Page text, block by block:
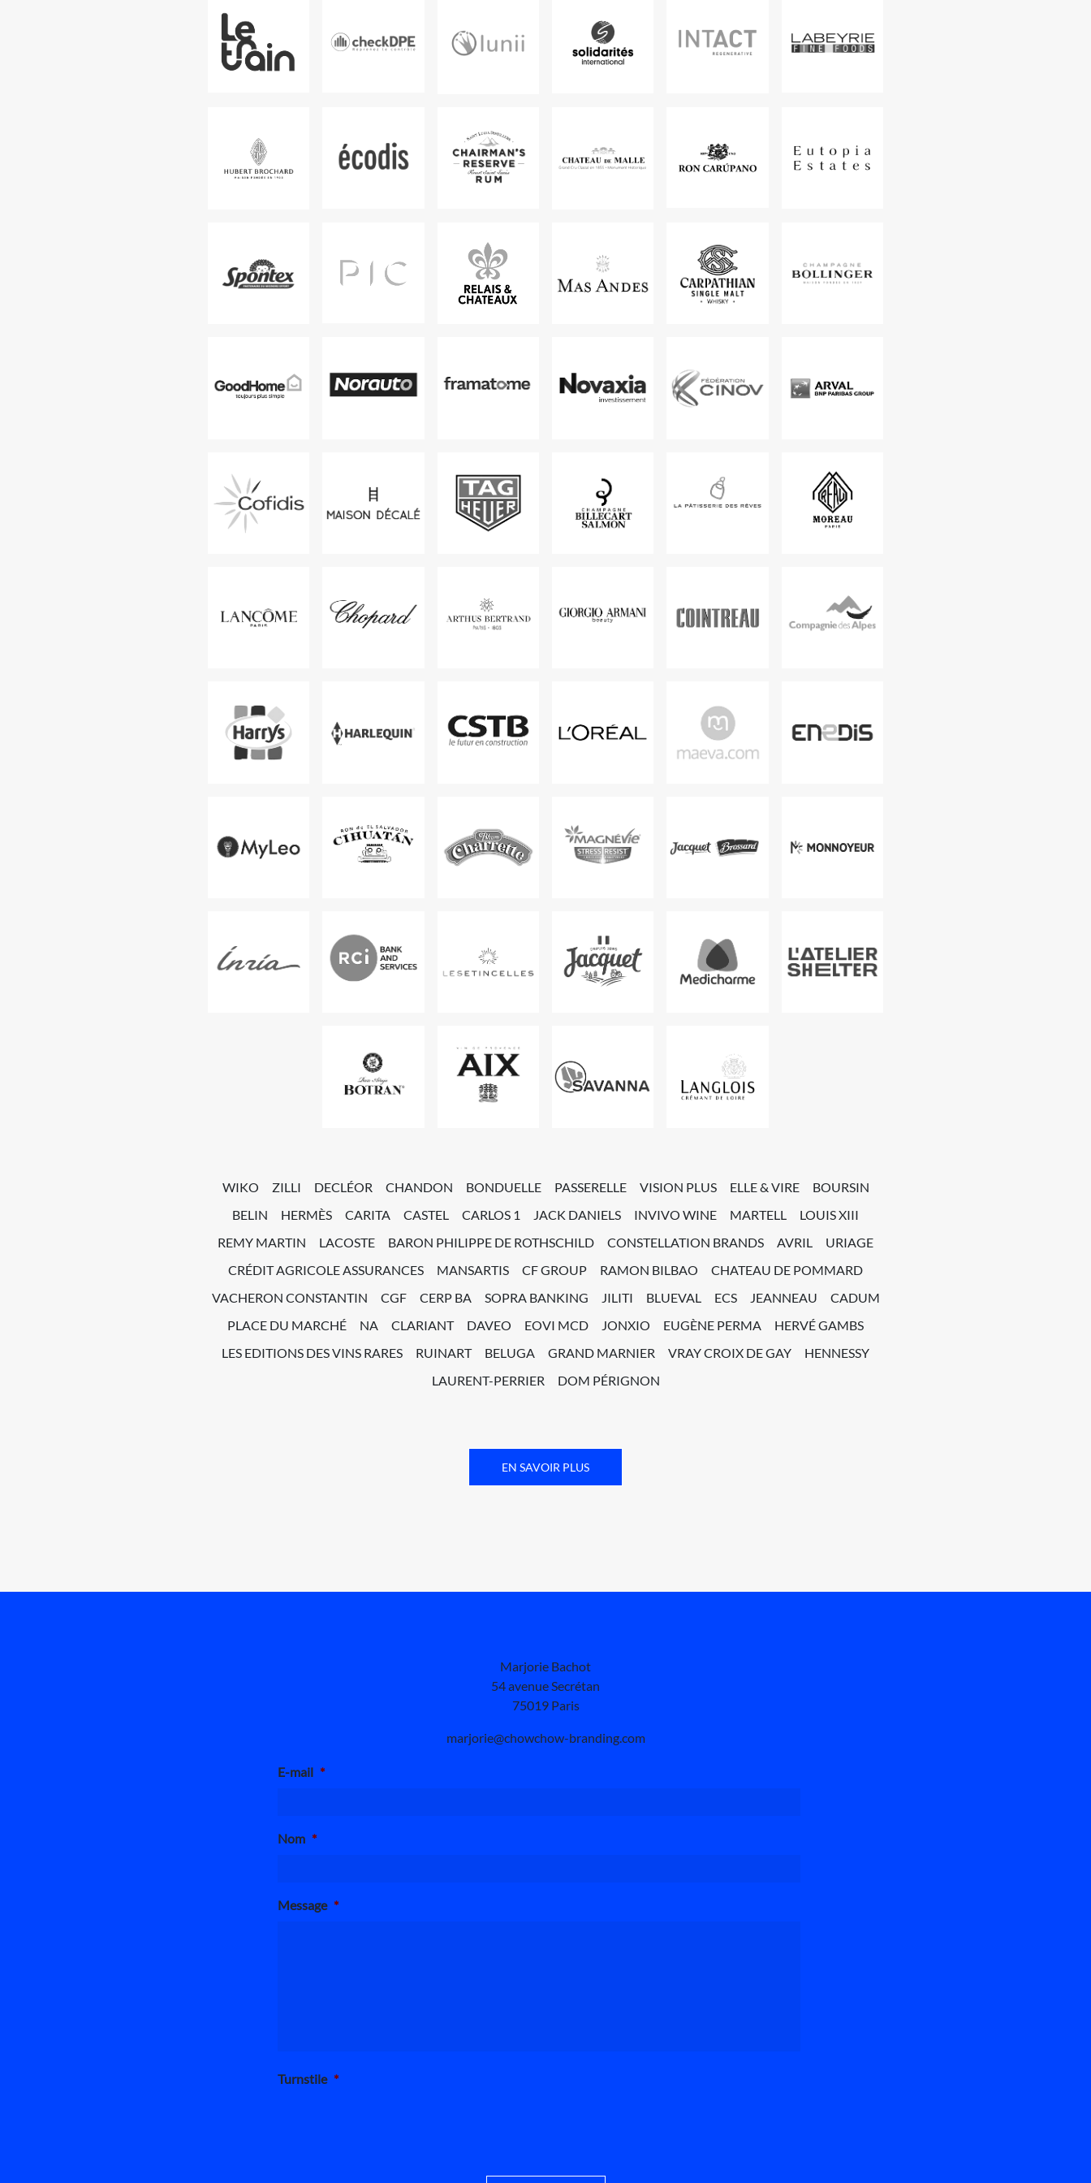
WIKO ZILLI DECLÉOR CHANDON BONDUELLE PASSERELLE VISION PLUS ELLE & VIRE
BOURSIN
BELIN
HERMÈS CARITA CASTEL CARLOS 1 JACK DANIELS INVIVO WINE MARTELL
LOUIS XIII
REMY MARTIN
LACOSTE BARON PHILIPPE DE ROTHSCHILD CONSTELLATION BRANDS AVRIL
URIAGE
CRÉDIT AGRICOLE ASSURANCES
MANSARTIS CF GROUP RAMON BILBAO
CHATEAU DE POMMARD
VACHERON CONSTANTIN
CGF CERP BA SOPRA BANKING JILITI BLUEVAL ECS JEANNEAU
CADUM
PLACE DU MARCHÉ
NA CLARIANT DAVEO EOVI MCD JONXIO EUGÈNE PERMA
HERVÉ GAMBS
LES EDITIONS DES VINS RARES
RUINART BELUGA GRAND MARNIER VRAY CROIX DE GAY
HENNESSY
LAURENT-PERRIER
DOM PÉRIGNON
EN SAVOIR PLUS
Marjorie Bachot
54 avenue Secrétan
75019 Paris
marjorie@chowchow-branding.com
E-mail *
Nom *
Message *
Turnstile *